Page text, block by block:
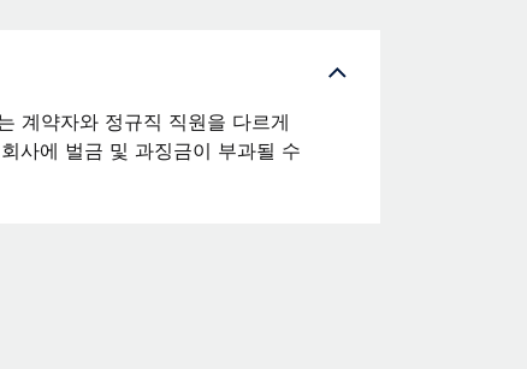
계약자와 정규직 직원을 다르게
사에 벌금 및 과징금이 부과될 수